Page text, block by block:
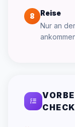
8
Reise
Nur an